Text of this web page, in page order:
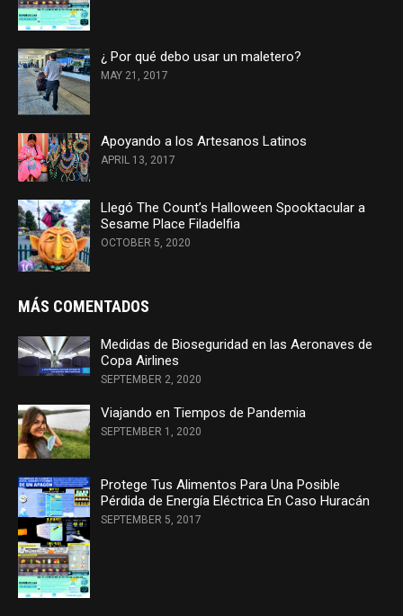
¿ Por qué debo usar un maletero?
MAY 21, 2017
Apoyando a los Artesanos Latinos
APRIL 13, 2017
Llegó The Count’s Halloween Spooktacular a
Sesame Place Filadelfia
OCTOBER 5, 2020
MÁS COMENTADOS
Medidas de Bioseguridad en las Aeronaves de
Copa Airlines
SEPTEMBER 2, 2020
Viajando en Tiempos de Pandemia
SEPTEMBER 1, 2020
Protege Tus Alimentos Para Una Posible
Pérdida de Energía Eléctrica En Caso Huracán
SEPTEMBER 5, 2017